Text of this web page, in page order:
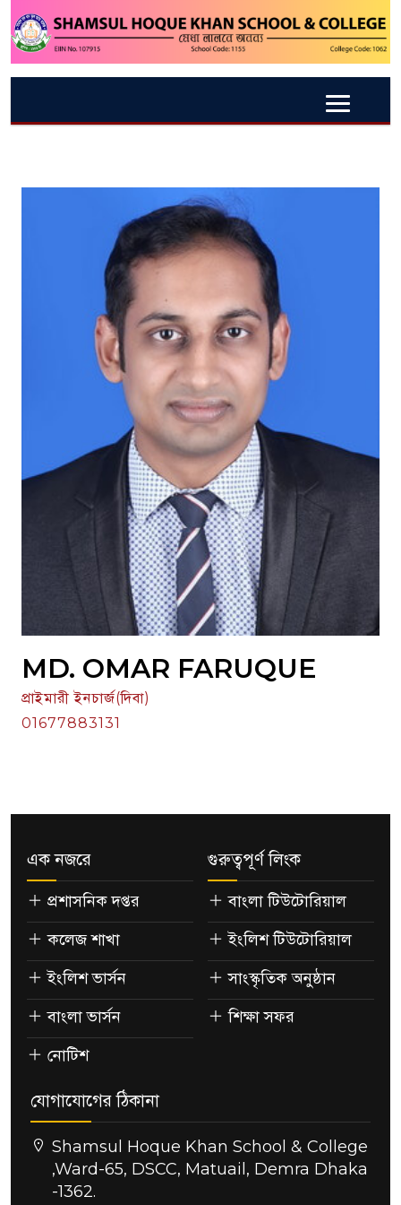
MD. OMAR FARUQUE
প্রাইমারী ইনচার্জ(দিবা)
01677883131
এক নজরে
প্রশাসনিক দপ্তর
কলেজ শাখা
ইংলিশ ভার্সন
বাংলা ভার্সন
নোটিশ
গুরুত্বপূর্ণ লিংক
বাংলা টিউটোরিয়াল
ইংলিশ টিউটোরিয়াল
সাংস্কৃতিক অনুষ্ঠান
শিক্ষা সফর
যোগাযোগের ঠিকানা
Shamsul Hoque Khan School & College
,Ward-65, DSCC, Matuail, Demra Dhaka
-1362.